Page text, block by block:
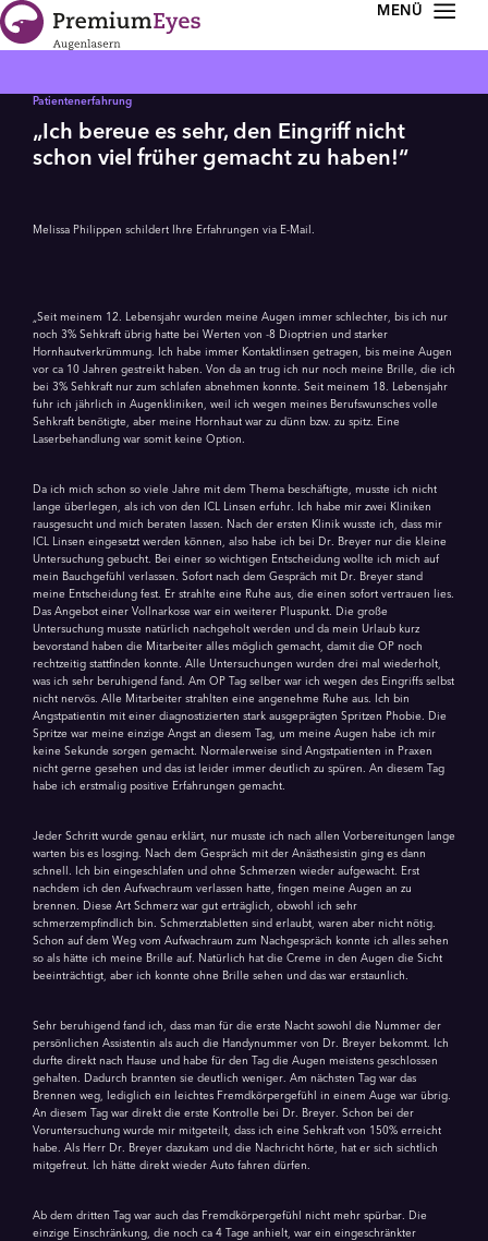
Zur Navigation springen
Zum Inhalt springen
Patientenerfahrung
„Ich bereue es sehr, den Eingriff nicht
schon viel früher gemacht zu haben!“
Melissa Philippen schildert Ihre Erfahrungen via E-Mail.
„Seit meinem 12. Lebensjahr wurden meine Augen immer schlechter, bis ich nur
noch 3% Sehkraft übrig hatte bei Werten von -8 Dioptrien und starker
Hornhautverkrümmung. Ich habe immer Kontaktlinsen getragen, bis meine Augen
vor ca 10 Jahren gestreikt haben. Von da an trug ich nur noch meine Brille, die ich
bei 3% Sehkraft nur zum schlafen abnehmen konnte. Seit meinem 18. Lebensjahr
fuhr ich jährlich in Augenkliniken, weil ich wegen meines Berufswunsches volle
Sehkraft benötigte, aber meine Hornhaut war zu dünn bzw. zu spitz. Eine
Laserbehandlung war somit keine Option.
Da ich mich schon so viele Jahre mit dem Thema beschäftigte, musste ich nicht
lange überlegen, als ich von den ICL Linsen erfuhr. Ich habe mir zwei Kliniken
rausgesucht und mich beraten lassen. Nach der ersten Klinik wusste ich, dass mir
ICL Linsen eingesetzt werden können, also habe ich bei Dr. Breyer nur die kleine
Untersuchung gebucht. Bei einer so wichtigen Entscheidung wollte ich mich auf
mein Bauchgefühl verlassen. Sofort nach dem Gespräch mit Dr. Breyer stand
meine Entscheidung fest. Er strahlte eine Ruhe aus, die einen sofort vertrauen lies.
Das Angebot einer Vollnarkose war ein weiterer Pluspunkt. Die große
Untersuchung musste natürlich nachgeholt werden und da mein Urlaub kurz
bevorstand haben die Mitarbeiter alles möglich gemacht, damit die OP noch
rechtzeitig stattfinden konnte. Alle Untersuchungen wurden drei mal wiederholt,
was ich sehr beruhigend fand. Am OP Tag selber war ich wegen des Eingriffs selbst
nicht nervös. Alle Mitarbeiter strahlten eine angenehme Ruhe aus. Ich bin
Angstpatientin mit einer diagnostizierten stark ausgeprägten Spritzen Phobie. Die
Spritze war meine einzige Angst an diesem Tag, um meine Augen habe ich mir
keine Sekunde sorgen gemacht. Normalerweise sind Angstpatienten in Praxen
nicht gerne gesehen und das ist leider immer deutlich zu spüren. An diesem Tag
habe ich erstmalig positive Erfahrungen gemacht.
Jeder Schritt wurde genau erklärt, nur musste ich nach allen Vorbereitungen lange
warten bis es losging. Nach dem Gespräch mit der Anästhesistin ging es dann
schnell. Ich bin eingeschlafen und ohne Schmerzen wieder aufgewacht. Erst
nachdem ich den Aufwachraum verlassen hatte, fingen meine Augen an zu
brennen. Diese Art Schmerz war gut erträglich, obwohl ich sehr
schmerzempfindlich bin. Schmerztabletten sind erlaubt, waren aber nicht nötig.
Schon auf dem Weg vom Aufwachraum zum Nachgespräch konnte ich alles sehen
so als hätte ich meine Brille auf. Natürlich hat die Creme in den Augen die Sicht
beeinträchtigt, aber ich konnte ohne Brille sehen und das war erstaunlich.
Sehr beruhigend fand ich, dass man für die erste Nacht sowohl die Nummer der
persönlichen Assistentin als auch die Handynummer von Dr. Breyer bekommt. Ich
durfte direkt nach Hause und habe für den Tag die Augen meistens geschlossen
gehalten. Dadurch brannten sie deutlich weniger. Am nächsten Tag war das
Brennen weg, lediglich ein leichtes Fremdkörpergefühl in einem Auge war übrig.
An diesem Tag war direkt die erste Kontrolle bei Dr. Breyer. Schon bei der
Voruntersuchung wurde mir mitgeteilt, dass ich eine Sehkraft von 150% erreicht
habe. Als Herr Dr. Breyer dazukam und die Nachricht hörte, hat er sich sichtlich
mitgefreut. Ich hätte direkt wieder Auto fahren dürfen.
Ab dem dritten Tag war auch das Fremdkörpergefühl nicht mehr spürbar. Die
einzige Einschränkung, die noch ca 4 Tage anhielt, war ein eingeschränkter